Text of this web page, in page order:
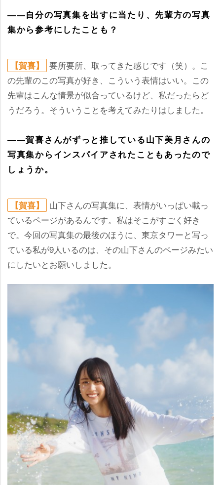
――自分の写真集を出すに当たり、先輩方の写真
集から参考にしたことも？
【賀喜】
要所要所、取ってきた感じです（笑）。こ
の先輩のこの写真が好き、こういう表情はいい。この
先輩はこんな情景が似合っているけど、私だったらど
うだろう。そういうことを考えてみたりはしました。
――賀喜さんがずっと推している山下美月さんの
写真集からインスパイアされたこともあったので
しょうか。
【賀喜】
山下さんの写真集に、表情がいっぱい載っ
ているページがあるんです。私はそこがすごく好き
で。今回の写真集の最後のほうに、東京タワーと写っ
ている私が9人いるのは、その山下さんのページみたい
にしたいとお願いしました。